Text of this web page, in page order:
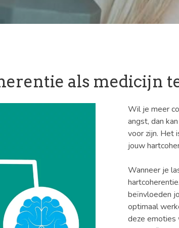
als medicijn
Wil je meer
angst, dan
voor zijn. Het
jouw
Wanneer je
beïnvloeden
optimaal
deze emoties